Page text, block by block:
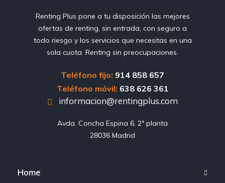
Renting Plus pone a tu disposición las mejores
ofertas de renting, sin entrada, con seguro a
todo riesgo y los servicios que necesitas en una
sola cuota. Renting sin preocupaciones.
Teléfono fijo: 914 858 657
Teléfono móvil: 638 626 361
informacion@rentingplus.com
Avda. Concha Espina 6, 2ª planta
28036 Madrid
Home